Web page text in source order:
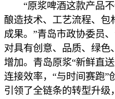
“原浆啤酒这款产品不
酿造技术、工艺流程、
成果。”青岛市政协委员
对具有创意、品质、绿
增加。青岛原浆“新鲜直
连接效率，“与时间赛跑”
引领了全链条的转型升级